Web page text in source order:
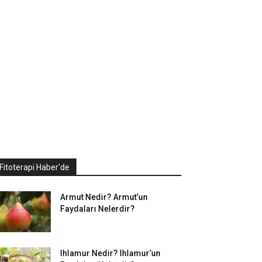
Fitoterapi Haber'de
Armut Nedir? Armut’un
Faydaları Nelerdir?
Ihlamur Nedir? Ihlamur’un